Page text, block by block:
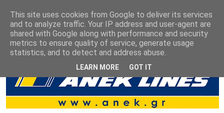
This site uses cookies from Google to deliver its services
and to analyze traffic. Your IP address and user-agent are
shared with Google along with performance and security
metrics to ensure quality of service, generate usage
statistics, and to detect and address abuse.
LEARN MORE GOT IT